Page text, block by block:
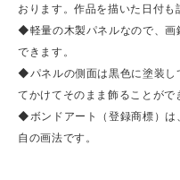
おります。作品を描いた日付も
◆軽量の木製パネルなので、画
できます。
◆パネルの側面は黒色に塗装し
てかけてそのまま飾ることがで
◆ボンドアート（登録商標）
自の画法です。